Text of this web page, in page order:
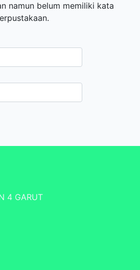
namun belum memiliki kata
4 GARUT